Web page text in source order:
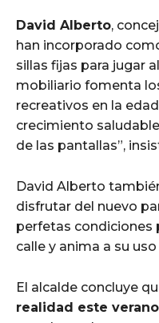
David Alberto,
han incorporado
sillas fijas para jugar
mobiliario fomenta
recreativos en la
crecimiento
de las pantallas”,
David Alberto
disfrutar del nuevo
perfetas condiciones
calle y anima a su
El alcalde concluye
realidad este